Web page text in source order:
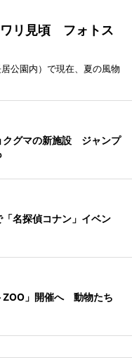
ワリ見頃 フォトス
公園内）で現在、夏の風物
クグマの新施設 ジャンプ
名探偵コナン」イベン
ZOO」開催へ 動物たち